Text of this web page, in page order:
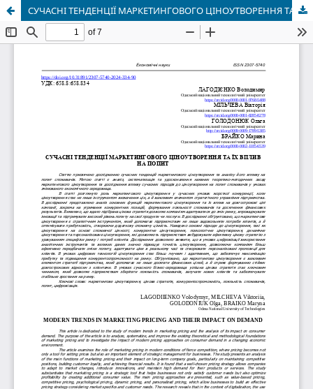
СУЧАСНІ ТЕНДЕНЦІЇ МАРКЕТИНГОВОГО ЦІНОУТВОРЕННЯ ТА ЇХ ВПЛИВ НА ПОПИТ